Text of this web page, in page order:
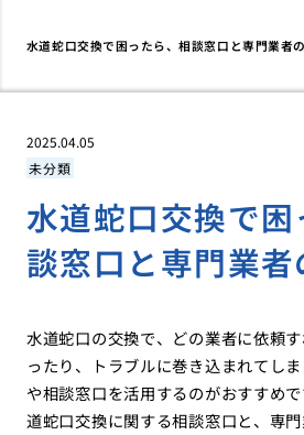
水道蛇口交換で困ったら、相談窓口と専門業者
2025.04.05
未分類
水道蛇口交換で
談窓口と専門業
水道蛇口の交換で、どの業者に依頼
ったり、トラブルに巻き込まれてし
や相談窓口を活用するのがおすすめ
道蛇口交換に関する相談窓口と、専